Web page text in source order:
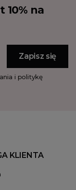
10% na
i politykę
KLIENTA